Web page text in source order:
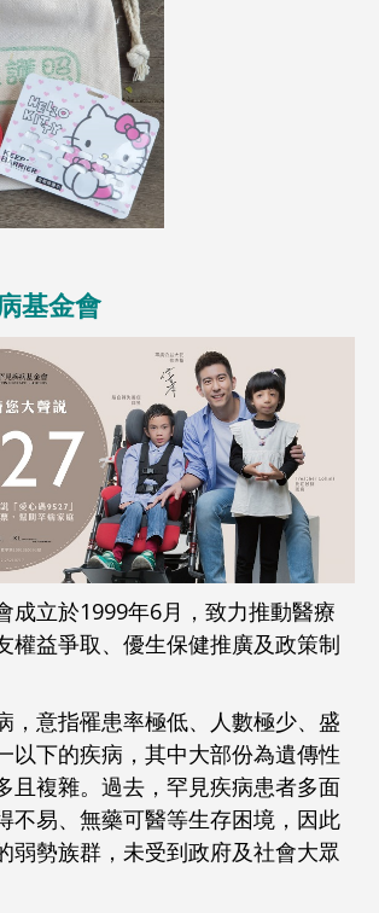
基金會
成立於1999年6月，致力推動醫療
權益爭取、優生保健推廣及政策制
，意指罹患率極低、人數極少、盛
以下的疾病，其中大部份為遺傳性
且複雜。過去，罕見疾病患者多面
不易、無藥可醫等生存困境，因此
弱勢族群，未受到政府及社會大眾